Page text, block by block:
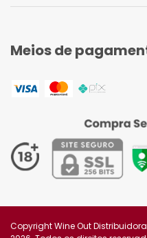
Meios de
Copyright Wine Out